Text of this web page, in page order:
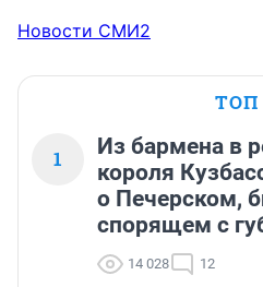
Новости СМИ2
ТОП
1
Из бармена в
короля
о Печерском,
спорящем с
14 028 12